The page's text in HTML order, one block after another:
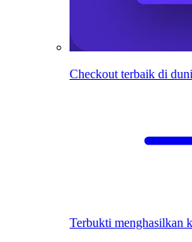
Checkout terbaik di
Terbukti menghasilkan